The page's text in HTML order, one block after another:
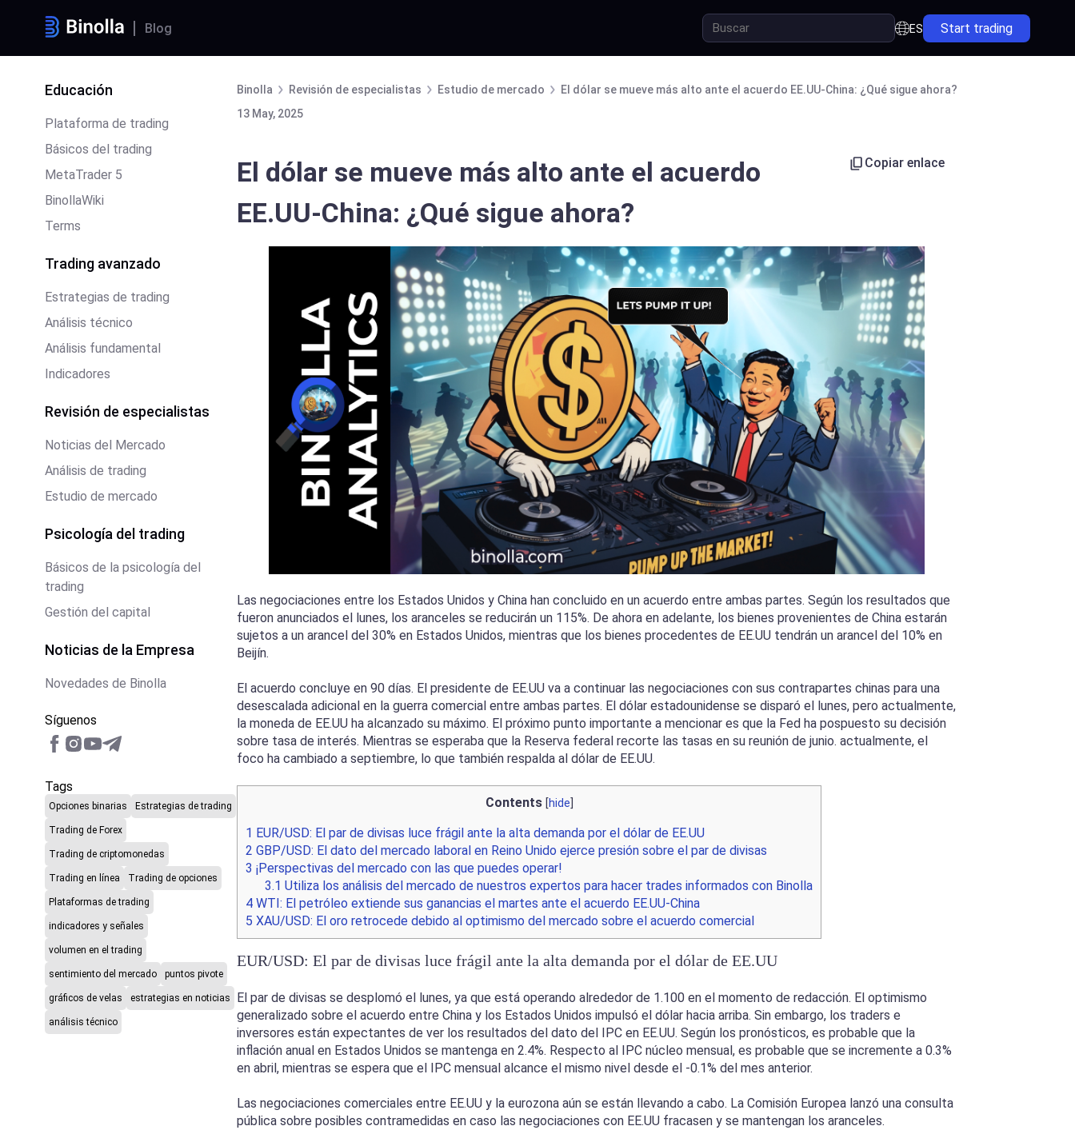
Blog ES Start trading
Educación
Plataforma de trading
Básicos del trading
MetaTrader 5
BinollaWiki
Terms
Trading avanzado
Estrategias de trading
Análisis técnico
Análisis fundamental
Indicadores
Revisión de especialistas
Noticias del Mercado
Análisis de trading
Estudio de mercado
Psicología del trading
Básicos de la psicología del
trading
Gestión del capital
Noticias de la Empresa
Novedades de Binolla
Síguenos
Tags
Opciones binarias Estrategias de trading
Trading de Forex
Trading de criptomonedas
Trading en línea Trading de opciones
Plataformas de trading
indicadores y señales
volumen en el trading
sentimiento del mercado puntos pivote
gráficos de velas estrategias en noticias
análisis técnico
Binolla Revisión de especialistas Estudio de mercado
El dólar se mueve más alto ante el acuerdo EE.UU-China: ¿Qué sigue ahora?
13 May, 2025
El dólar se mueve más alto ante el acuerdo
EE.UU-China: ¿Qué sigue ahora?
Copiar enlace
Las negociaciones entre los Estados Unidos y China han concluido en un acuerdo entre ambas partes. Según los resultados que
fueron anunciados el lunes, los aranceles se reducirán un 115%. De ahora en adelante, los bienes provenientes de China estarán
sujetos a un arancel del 30% en Estados Unidos, mientras que los bienes procedentes de EE.UU tendrán un arancel del 10% en
Beijín.
El acuerdo concluye en 90 días. El presidente de EE.UU va a continuar las negociaciones con sus contrapartes chinas para una
desescalada adicional en la guerra comercial entre ambas partes. El dólar estadounidense se disparó el lunes, pero actualmente,
la moneda de EE.UU ha alcanzado su máximo. El próximo punto importante a mencionar es que la Fed ha pospuesto su decisión
sobre tasa de interés. Mientras se esperaba que la Reserva federal recorte las tasas en su reunión de junio. actualmente, el
foco ha cambiado a septiembre, lo que también respalda al dólar de EE.UU.
Contents [hide
1 EUR/USD: El par de divisas luce frágil ante la alta demanda por el dólar de EE.UU
2 GBP/USD: El dato del mercado laboral en Reino Unido ejerce presión sobre el par de divisas
3 ¡Perspectivas del mercado con las que puedes operar!
3.1 Utiliza los análisis del mercado de nuestros expertos para hacer trades informados con Binolla
4 WTI: El petróleo extiende sus ganancias el martes ante el acuerdo EE.UU-China
5 XAU/USD: El oro retrocede debido al optimismo del mercado sobre el acuerdo comercial
EUR/USD: El par de divisas luce frágil ante la alta demanda por el dólar de EE.UU
El par de divisas se desplomó el lunes, ya que está operando alrededor de 1.100 en el momento de redacción. El optimismo
generalizado sobre el acuerdo entre China y los Estados Unidos impulsó el dólar hacia arriba. Sin embargo, los traders e
inversores están expectantes de ver los resultados del dato del IPC en EE.UU. Según los pronósticos, es probable que la
inflación anual en Estados Unidos se mantenga en 2.4%. Respecto al IPC núcleo mensual, es probable que se incremente a 0.3%
en abril, mientras se espera que el IPC mensual alcance el mismo nivel desde el -0.1% del mes anterior.
Las negociaciones comerciales entre EE.UU y la eurozona aún se están llevando a cabo. La Comisión Europea lanzó una consulta
pública sobre posibles contramedidas en caso las negociaciones con EE.UU fracasen y se mantengan los aranceles.